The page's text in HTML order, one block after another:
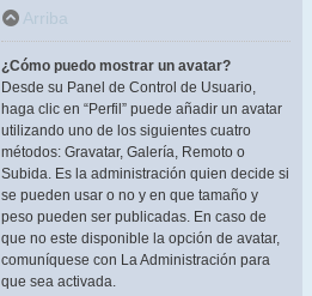
Arriba
¿Cómo puedo mostrar un avatar?
Desde su Panel de Control de Usuario,
haga clic en “Perfil” puede añadir un avatar
utilizando uno de los siguientes cuatro
métodos: Gravatar, Galería, Remoto o
Subida. Es la administración quien decide si
se pueden usar o no y en que tamaño y
peso pueden ser publicadas. En caso de
que no este disponible la opción de avatar,
comuníquese con La Administración para
que sea activada.